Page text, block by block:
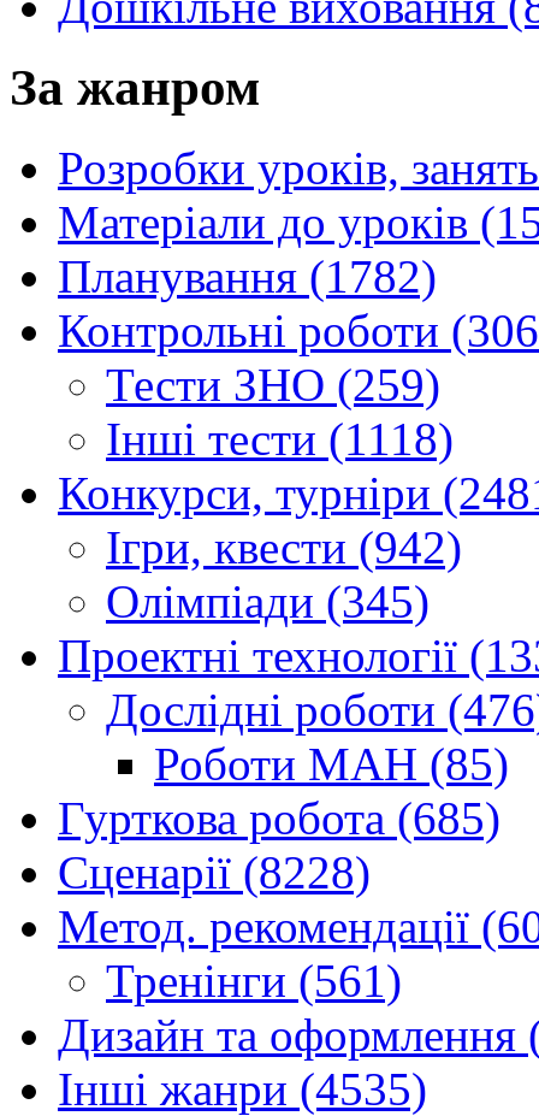
За жанром
Розробки уроків,
Матеріали до уроків
Планування (1782)
Контрольні роботи
Тести ЗНО (259)
Інші тести (1118)
Конкурси, турніри
Ігри, квести (942)
Олімпіади (345)
Проектні технології
Дослідні роботи
Роботи МАН (85)
Гурткова робота (685)
Сценарії (8228)
Метод. рекомендації
Тренінги (561)
Дизайн та оформлення
Інші жанри (4535)